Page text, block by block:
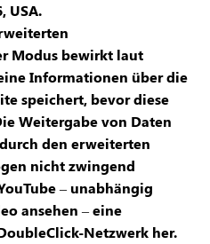
USA.
Modus bewirkt laut
Informationen über die
speichert, bevor diese
Weitergabe von Daten
den erweiterten
nicht zwingend
– unabhängig
ansehen – eine
Netzwerk her.